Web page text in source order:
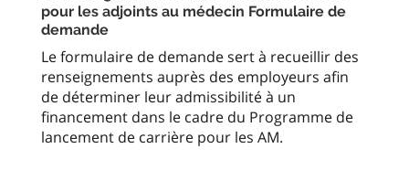
pour les adjoints au médecin Formulaire de
demande
Le formulaire de demande sert à recueillir des
renseignements auprès des employeurs afin
de déterminer leur admissibilité à un
financement dans le cadre du Programme de
lancement de carrière pour les AM.